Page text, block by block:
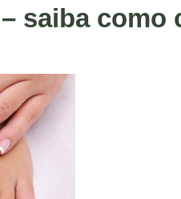
saiba como